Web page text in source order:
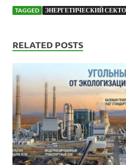
TAGGED ЭНЕРГЕТИЧЕСКИЙ
RELATED POSTS